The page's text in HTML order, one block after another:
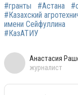
#гранты #Астана
#Казахский
имени Сейфуллина
#КазАТИУ
Анастасия
журналист